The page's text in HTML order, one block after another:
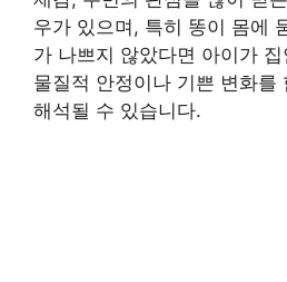
우가 있으며, 특히 똥이 몸에
가 나쁘지 않았다면 아이가
물질적 안정이나 기쁜 변화를
해석될 수 있습니다.